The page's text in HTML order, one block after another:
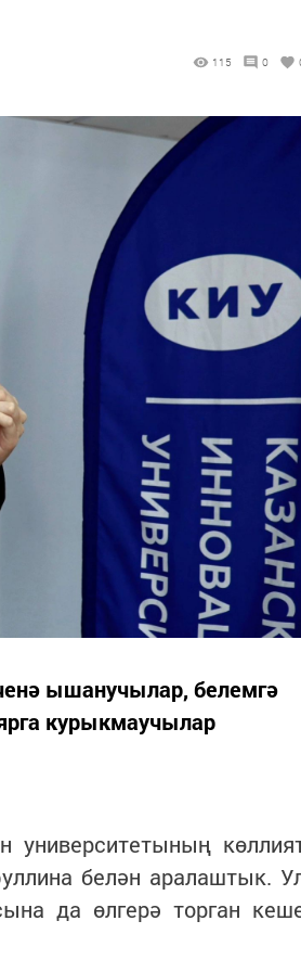
115 0
ышанучылар, белемгә
курыкмаучылар
университетының
белән аралаштык.
да өлгерә торган